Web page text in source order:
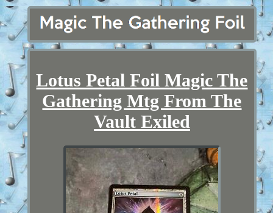
Lotus Petal Foil Magic The
Gathering Mtg From The
Vault Exiled